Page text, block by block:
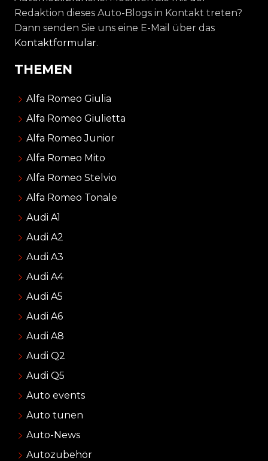
Redaktion dieses Auto-Blogs in Kontakt treten?
Dann senden Sie uns eine E-Mail über das
Kontaktformular.
THEMEN
Alfa Romeo Giulia
Alfa Romeo Giulietta
Alfa Romeo Junior
Alfa Romeo Mito
Alfa Romeo Stelvio
Alfa Romeo Tonale
Audi A1
Audi A2
Audi A3
Audi A4
Audi A5
Audi A6
Audi A8
Audi Q2
Audi Q5
Auto events
Auto tunen
Auto-News
Autozubehör